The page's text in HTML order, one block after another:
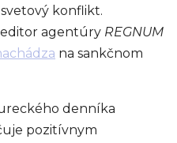
konflikt.
agentúry REGNUM
na sankčnom
denníka
pozitívnym